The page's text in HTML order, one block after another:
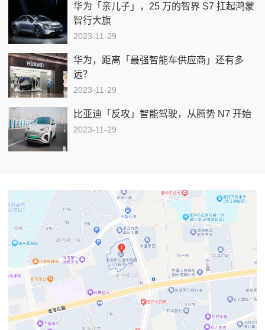
华为「亲儿子」，25 万的智界 S7 扛起鸿蒙
智行大旗
2023-11-29
华为，距离「最强智能车供应商」还有多
远？
2023-11-29
比亚迪「反攻」智能驾驶，从腾势 N7 开始
2023-11-29